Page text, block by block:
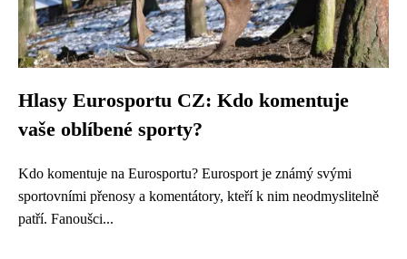
Hlasy Eurosportu CZ: Kdo komentuje
vaše oblíbené sporty?
Kdo komentuje na Eurosportu? Eurosport je známý svými
sportovními přenosy a komentátory, kteří k nim neodmyslitelně
patří. Fanoušci...